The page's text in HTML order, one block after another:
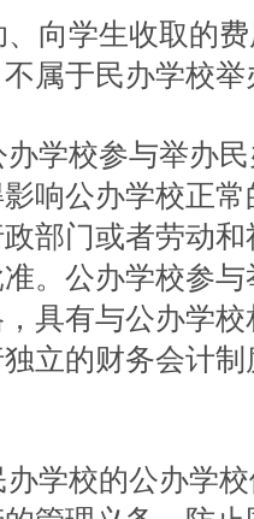
学生收取的费
属于民办学校
校参与举办民
响公办学校正
部门或者劳动
。公办学校参
具有与公办学
立的财务会计
校的公办学校